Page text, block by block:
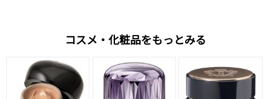
コスメ・化粧品をもっとみる